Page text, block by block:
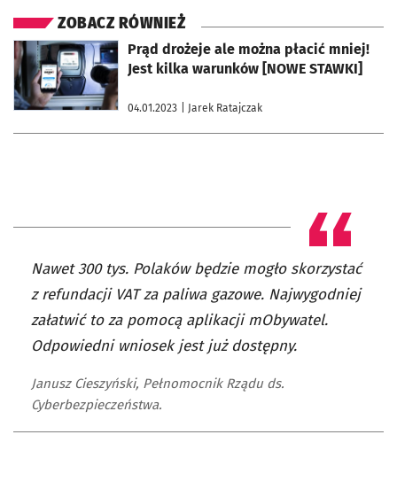
ZOBACZ RÓWNIEŻ
Prąd drożeje ale można płacić mniej!
Jest kilka warunków [NOWE STAWKI]
04.01.2023 | Jarek Ratajczak
otworzy się w nowej karcie
Nawet 300 tys. Polaków będzie mogło skorzystać
z refundacji VAT za paliwa gazowe. Najwygodniej
załatwić to za pomocą aplikacji mObywatel.
Odpowiedni wniosek jest już dostępny.
Janusz Cieszyński, Pełnomocnik Rządu ds.
Cyberbezpieczeństwa.